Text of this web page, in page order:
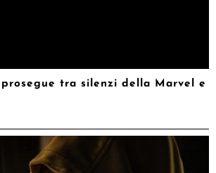
tra silenzi della Marvel e